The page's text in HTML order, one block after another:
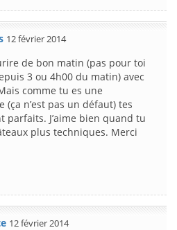
12 février 2014
de bon matin (pas pour toi
3 ou 4h00 du matin) avec
comme tu es une
(ça n’est pas un défaut) tes
parfaits. J’aime bien quand tu
plus techniques. Merci
12 février 2014